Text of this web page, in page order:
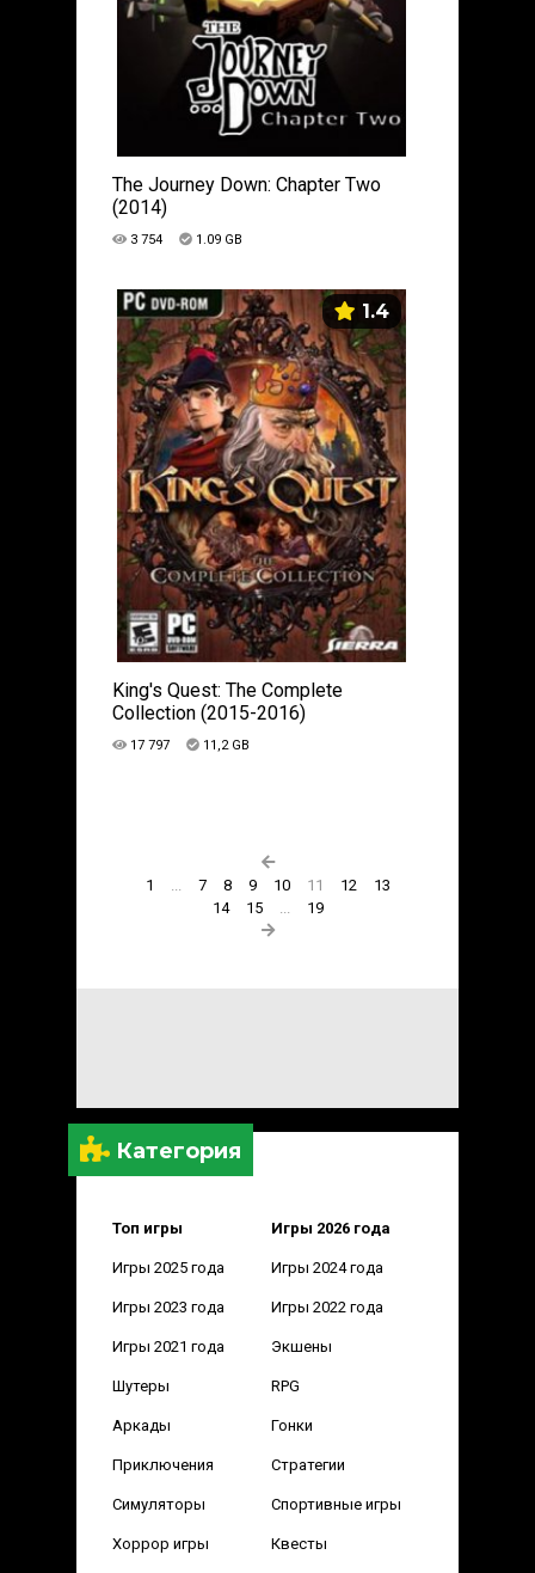
Категория
Топ игры Игры 2026 года
Игры 2025 года Игры 2024 года
Игры 2023 года Игры 2022 года
Игры 2021 года Экшены
Шутеры RPG
Аркады Гонки
Приключения Стратегии
Симуляторы Спортивные игры
Хоррор игры Квесты
The Journey Down: Chapter Two
(2014)
3 754 1.09 GB
1.4
King's Quest: The Complete
Collection (2015-2016)
17 797 11,2 GB
1 ... 7 8 9 10 11 12
13
14
15 ... 19